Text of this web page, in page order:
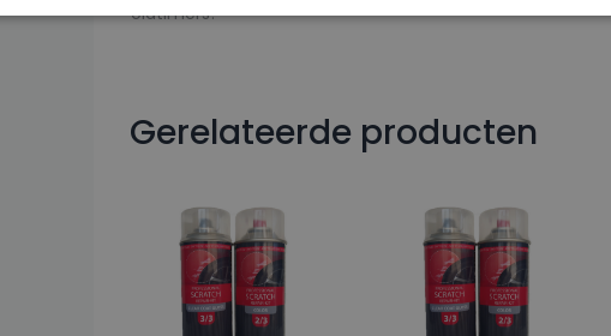
oldtimers!
Gerelateerde producten